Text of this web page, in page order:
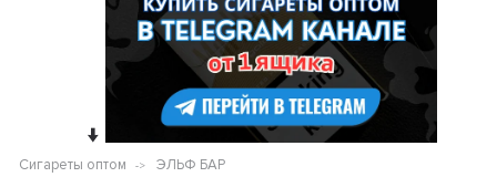
↓
Сигареты оптом
ЭЛЬФ БАР